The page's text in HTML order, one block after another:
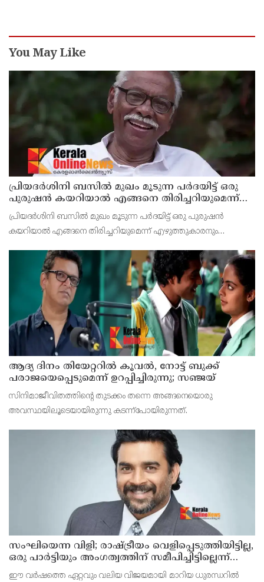
You May Like
പ്രിയദർശിനി ബസിൽ മുഖം മൂടുന്ന പർദയിട്ട് ഒരു
പുരുഷൻ കയറിയാൽ എങ്ങനെ തിരിച്ചറിയുമെന്ന്
എംഎൻ കാരശ്ശേരി
പ്രിയദർശിനി ബസിൽ മുഖം മൂടുന്ന പർദയിട്ട് ഒരു പുരുഷൻ
കയറിയാൽ എങ്ങനെ തിരിച്ചറിയുമെന്ന് എഴുത്തുകാരനും
പർദയായ നിഖാബ് എന്തുകൊണ്ടാണ് വലിയൊരു നിയമപ്രശ്നമാ
ആദ്യ ദിനം തിയേറ്ററില്‍ കൂവല്‍, നോട്ട് ബുക്ക്
പരാജയെപ്പെടുമെന്ന് ഉറപ്പിച്ചിരുന്നു; സഞ്ജയ്
സിനിമാജീവിതത്തിന്റെ തുടക്കം തന്നെ അങ്ങനെയൊരു
അവസ്ഥയിലൂടെയായിരുന്നു കടന്ന്‌പോയിരുന്നത്.
സംഘിയെന്ന വിളി; രാഷ്ട്രീയം വെളിപ്പെടുത്തിയിട്ടില്ല,
ഒരു പാര്‍ട്ടിയും അംഗത്വത്തിന് സമീപിച്ചിട്ടില്ലെന്ന്
ആര്‍ മാധവന്‍
ഈ വര്‍ഷത്തെ ഏറ്റവും വലിയ വിജയമായി മാറിയ ധുരന്ധറില്‍